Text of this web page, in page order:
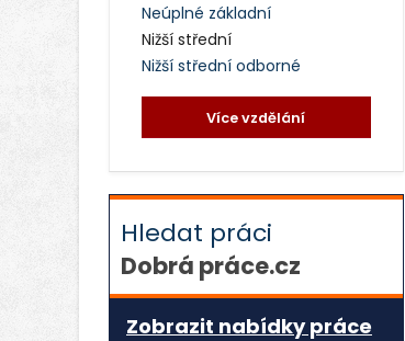
Neúplné základní
Nižší střední
Nižší střední odborné
Více vzdělání
Hledat práci
Dobrá práce.cz
Zobrazit nabídky práce